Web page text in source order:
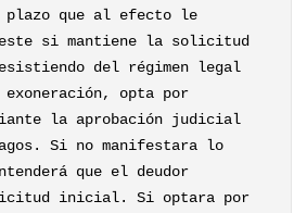
plazo que al efecto le
si mantiene la solicitud
del régimen legal
opta por
la aprobación judicial
Si no manifestara lo
que el deudor
inicial. Si optara por